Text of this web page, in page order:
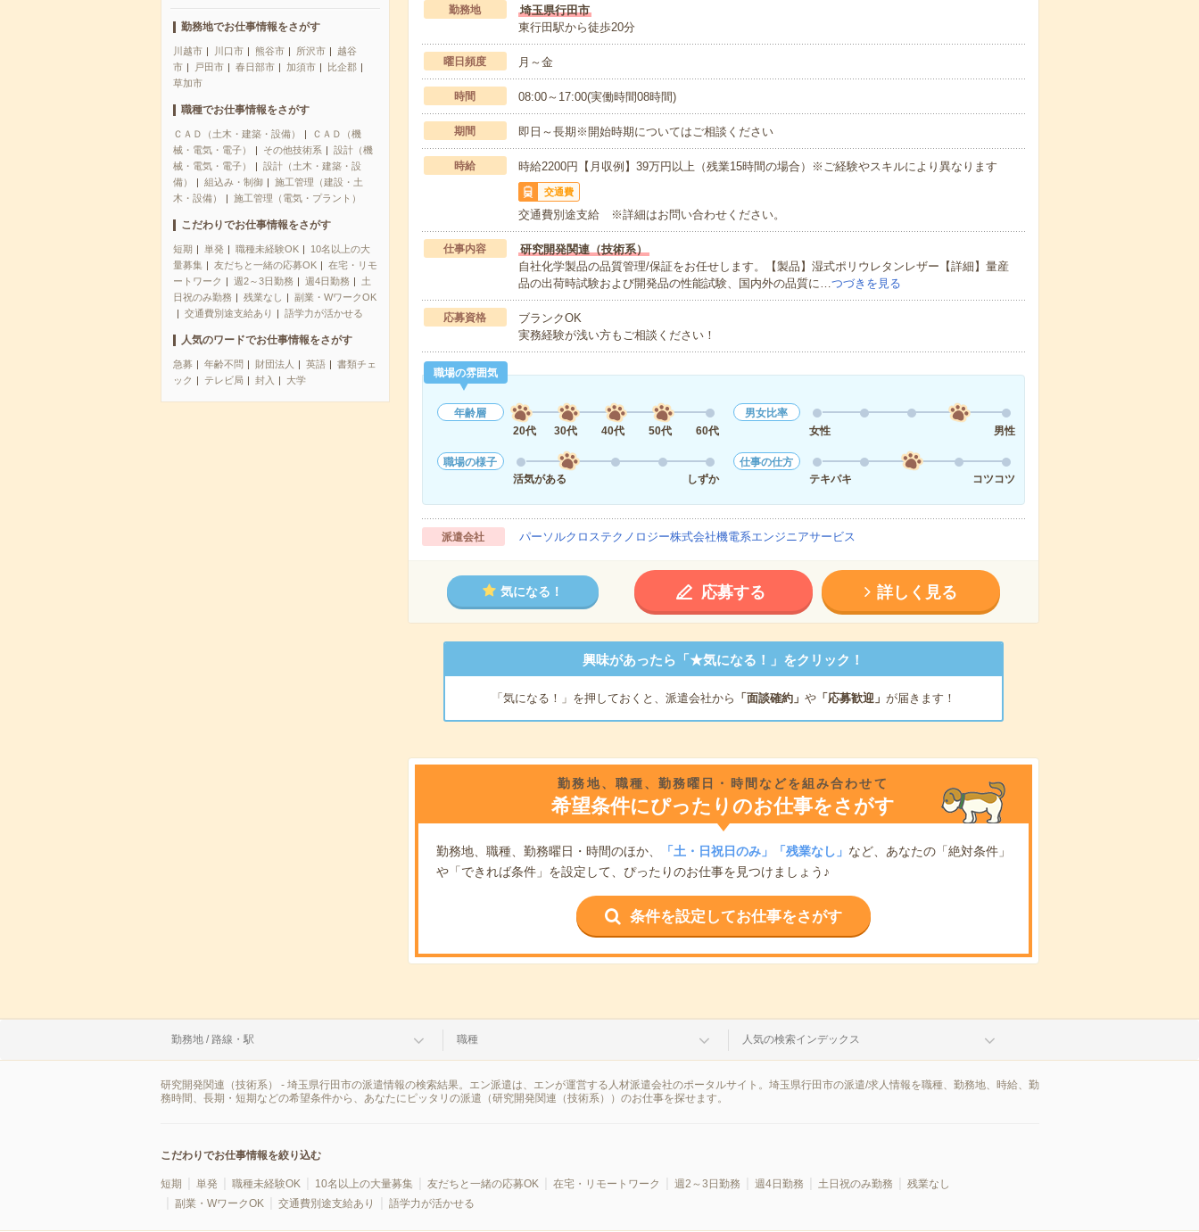
勤務地でお仕事情報をさがす
川越市 川口市 熊谷市 所沢市
越谷
市
戸田市 春日部市 加須市
比企郡
草加市
職種でお仕事情報をさがす
ＣＡＤ（土木・建築・設備）
ＣＡＤ（機
械・電気・電子）
その他技術系
設計（機
械・電気・電子）
設計（土木・建築・設
備）
組込み・制御
施工管理（建設・土
木・設備）
施工管理（電気・プラント）
こだわりでお仕事情報をさがす
短期 単発 職種未経験OK
10名以上の大
量募集
友だちと一緒の応募OK
在宅・リモ
ートワーク
週2～3日勤務 週4日勤務
土
日祝のみ勤務
残業なし
副業・WワークOK
交通費別途支給あり
語学力が活かせる
人気のワードでお仕事情報をさがす
急募 年齢不問 財団法人 英語
書類チェ
ック
テレビ局 封入 大学
勤務地
埼玉県行田市
東行田駅から徒歩20分
曜日頻度 月～金
時間 08:00～17:00(実働時間08時間)
期間 即日～長期※開始時期についてはご相談ください
時給 時給2200円【月収例】39万円以上（残業15時間の場合）※ご経験やスキルにより異なります
交通費
交通費別途支給 ※詳細はお問い合わせください。
仕事内容
研究開発関連（技術系）
自社化学製品の品質管理/保証をお任せします。【製品】湿式ポリウレタンレザー【詳細】量産
品の出荷時試験および開発品の性能試験、国内外の品質に…つづきを見る
応募資格
ブランクOK
実務経験が浅い方もご相談ください！
職場の雰囲気
年齢層
20代
30代 40代 50代 60代
男女比率
女性
男性
職場の様子
活気がある
しずか
仕事の仕方
テキパキ
コツコツ
派遣会社 パーソルクロステクノロジー株式会社機電系エンジニアサービス
気になる！ 応募する 詳しく見る
興味があったら「★気になる！」をクリック！
「気になる！」を押しておくと、派遣会社から 「面談確約」 や「応募歓迎」 が届きます！
勤務地、職種、勤務曜日・時間などを組み合わせて
希望条件にぴったりのお仕事をさがす
勤務地、職種、勤務曜日・時間のほか、 「土・日祝日のみ」「残業なし」 など、あなたの「絶対条件」
や「できれば条件」を設定して、ぴったりのお仕事を見つけましょう♪
条件を設定してお仕事をさがす
勤務地 / 路線・駅 職種 人気の検索インデックス
研究開発関連（技術系） - 埼玉県行田市の派遣情報の検索結果。エン派遣は、エンが運営する人材派遣会社のポータルサイト。埼玉県行田市の派遣/求人情報を職種、勤務地、時給、勤
務時間、長期・短期などの希望条件から、あなたにピッタリの派遣（研究開発関連（技術系））のお仕事を探せます。
こだわりでお仕事情報を絞り込む
短期 単発 職種未経験OK 10名以上の大量募集 友だちと一緒の応募OK 在宅・リモートワーク 週2～3日勤務 週4日勤務 土日祝のみ勤務
残業なし
副業・WワークOK
交通費別途支給あり 語学力が活かせる